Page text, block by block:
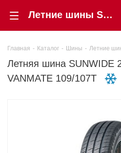
Летние шины SUNWIDE 215/65 R16C VANMATE 109/107T купить в интернет-магазине «Шинторг» в Калининграде
Главная - Каталог - Шины - Летние
Летняя шина SUNWIDE
VANMATE 109/107T